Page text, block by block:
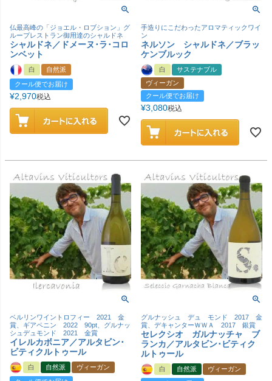
仏最高峰の「ジョエル・ロブション」グ
ループレストラン御用達のシャルドネ
シャルドネ／ドメーヌ･ラ･コロ
ンベット
白
自然派
クール便でお届け
¥2,970税込
手造りにこだわったアロマティックワイ
ン
ネルソン シャルドネ／ブラッ
ケンブルック
白
サステナブル
ヴィーガン
クール便でお届け
¥3,080税込
ベルリンワイントロフィー 2021 金
賞、ギアペニン 2022 90pt、グルナッ
シュデュモンド 2021 金賞
イレルカボニア／アルタビン･
ビティクルトゥール
白 自然派
ヴィーガン
グルナッシュ デュ モンド 2017 金
賞、デキャンターＷＷＡ 2017 銀賞
セレクシオ ガルナッチャ ブ
ランカ／アルタビン･ビティク
ルトゥール
白 自然派
ヴィーガン